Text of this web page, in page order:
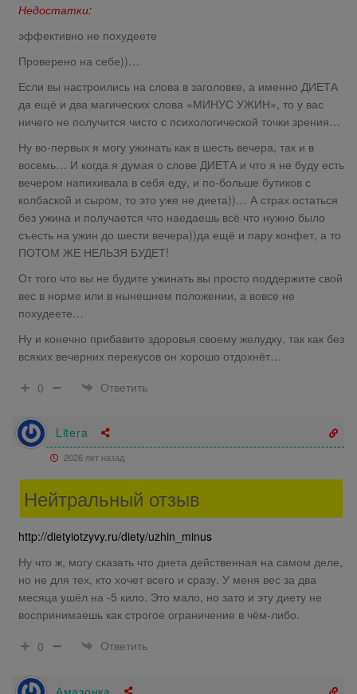
Недостатки:
эффективно не похудеете
Проверено на себе))…
Если вы настроились на слова в заголовке, а именно ДИЕТА
да ещё и два магических слова «МИНУС УЖИН», то у вас
ничего не получится чисто с психологической точки зрения…
Ну во-первых я могу ужинать как в шесть вечера, так и в
восемь… И когда я думая о слове ДИЕТА и что я не буду есть
вечером напихивала в себя еду, и по-больше бутиков с
колбаской и сыром, то это уже не диета))… А страх остаться
без ужина и получается что наедаешь всё что нужно было
съесть на ужин до шести вечера))да ещё и пару конфет, а то
ПОТОМ ЖЕ НЕЛЬЗЯ БУДЕТ!
От того что вы не будите ужинать вы просто поддержите свой
вес в норме или в нынешнем положении, а вовсе не
похудеете…
Ну и конечно прибавите здоровья своему желудку, так как без
всяких вечерних перекусов он хорошо отдохнёт…
0
Ответить
Litera
2026 лет назад
Нейтральный отзыв
http://dietyiotzyvy.ru/diety/uzhin_minus
Ну что ж, могу сказать что диета действенная на самом деле,
но не для тех, кто хочет всего и сразу. У меня вес за два
месяца ушёл на -5 кило. Это мало, но зато и эту диету не
воспринимаешь как строгое ограничение в чём-либо.
0
Ответить